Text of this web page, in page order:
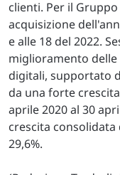
clienti. Per il
acquisizione
e alle 18 del 2022.
miglioramento
digitali, supportato
da una forte
aprile 2020 al 30
crescita consolidata
29,6%.